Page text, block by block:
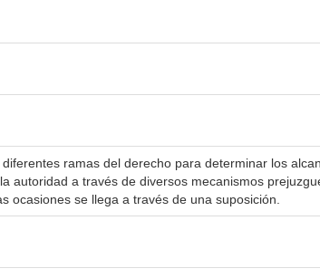
ramas del derecho para determinar los
autoridad a través de diversos mecanismos
ocasiones se llega a través de una suposición.